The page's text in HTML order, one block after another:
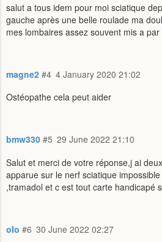
salut a tous idem pour moi sciatique
gauche après une belle roulade ma
mes lombaires assez souvent mis a
magne2 4 January 2020 21:02
#4
Ostéopathe cela peut aider
bmw330 29 June 2022 21:10
#5
Salut et merci de votre réponse,j ai
apparue sur le nerf sciatique
,tramadol et c est tout carte handicapé
oIo 30 June 2022 02:27
#6